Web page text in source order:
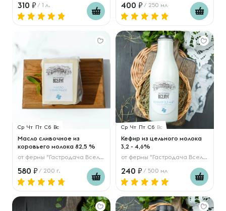
310 / 1 л. 400 / 250 мл
Ср Чт Пт Сб Вс
Масло сливочное из
коровьего молока 82,5 %
от фермы "Гастродача Вселуг"
580 / 200 г.
Ср Чт Пт Сб Вс
Кефир из цельного молока
3,2 - 4,6%
от фермы "Гастродача Вселуг"
240 / 500 мл